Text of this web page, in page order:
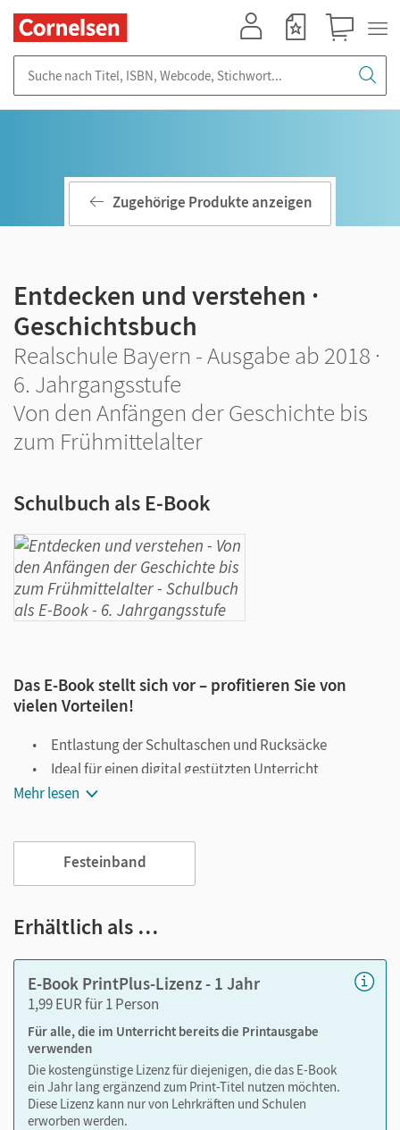
Zugehörige Produkte anzeigen
Entdecken und verstehen ·
Geschichtsbuch
Realschule Bayern - Ausgabe ab 2018 ·
6. Jahrgangsstufe
Von den Anfängen der Geschichte bis
zum Frühmittelalter
Schulbuch als E-Book
Das E-Book stellt sich vor – profitieren Sie von
vielen Vorteilen!
Entlastung der Schultaschen und Rucksäcke
Ideal für einen digital gestützten Unterricht
Notiz- und Markierungsmöglichkeit
Viele digitale Funktionen unterstützen das Lehren und
Lernen:
Notizen erstellen
Lesezeichen hinzufügen
Zoomen
Mehr lesen
Festeinband
Erhältlich als …
E-Book PrintPlus-Lizenz - 1 Jahr
1,99 EUR für 1 Person
Für alle, die im Unterricht bereits die Printausgabe
verwenden
Die kostengünstige Lizenz für diejenigen, die das E-Book
ein Jahr lang ergänzend zum Print-Titel nutzen möchten.
Diese Lizenz kann nur von Lehrkräften und Schulen
erworben werden.